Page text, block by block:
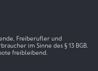
Freiberufler und
im Sinne des § 13 BGB.
freibleibend.